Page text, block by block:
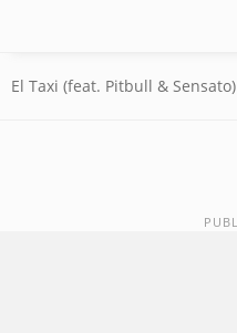
El Taxi (feat. Pitbull & Sensato)